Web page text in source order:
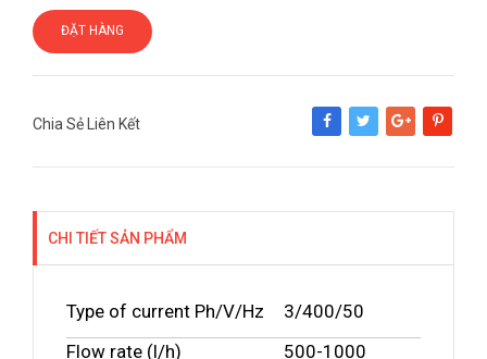
ĐẶT HÀNG
Chia Sẻ Liên Kết
Share Tweet Google+Pinterest
CHI TIẾT SẢN PHẨM
Type of current Ph/V/Hz 3/400/50
Flow rate (l/h)
500-1000